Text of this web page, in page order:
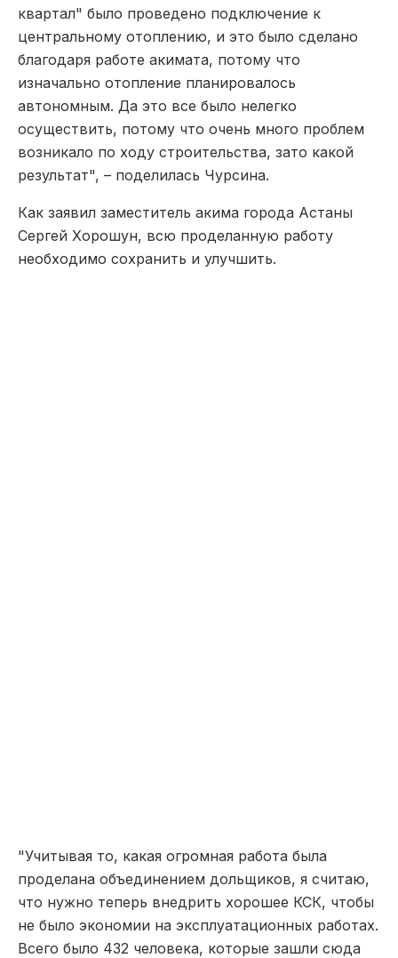
квартал" было проведено подключение к
центральному отоплению, и это было сделано
благодаря работе акимата, потому что
изначально отопление планировалось
автономным. Да это все было нелегко
осуществить, потому что очень много проблем
возникало по ходу строительства, зато какой
результат", – поделилась Чурсина.
Как заявил заместитель акима города Астаны
Сергей Хорошун, всю проделанную работу
необходимо сохранить и улучшить.
"Учитывая то, какая огромная работа была
проделана объединением дольщиков, я считаю,
что нужно теперь внедрить хорошее КСК, чтобы
не было экономии на эксплуатационных работах.
Всего было 432 человека, которые зашли сюда